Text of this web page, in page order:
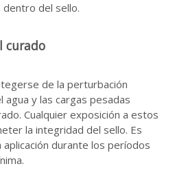
dentro del sello.
curado
de la perturbación
agua y las cargas pesadas
Cualquier exposición a estos
la integridad del sello. Es
durante los períodos